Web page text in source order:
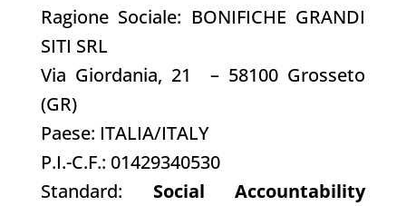
Ragione Sociale: BONIFICHE GRANDI
SITI SRL
Via Giordania, 21 – 58100 Grosseto
(GR)
Paese: ITALIA/ITALY
P.I.-C.F.: 01429340530
Standard: Social Accountability